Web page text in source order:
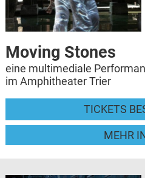
Moving Stones
eine multimediale
im Amphitheater Trier
TICKETS
MEHR